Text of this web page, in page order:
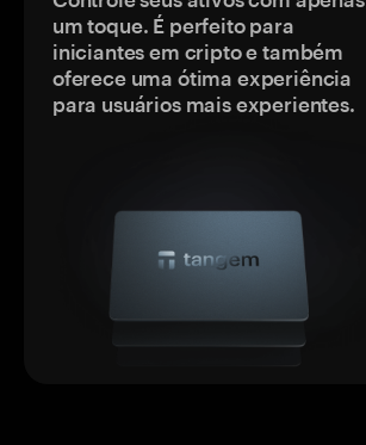
um toque. É perfeito para
iniciantes em cripto e também
oferece uma ótima experiência
para usuários mais experientes.